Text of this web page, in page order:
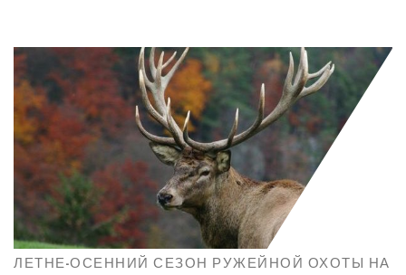
ЛЕТНЕ-ОСЕННИЙ СЕЗОН РУЖЕЙНОЙ ОХОТЫ НА